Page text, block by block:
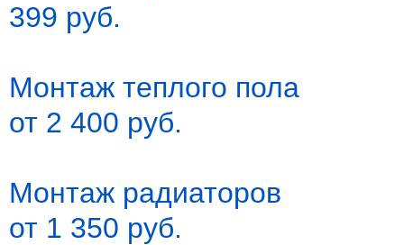
399 руб.
Монтаж теплого пола
от 2 400 руб.
Монтаж радиаторов
от 1 350 руб.